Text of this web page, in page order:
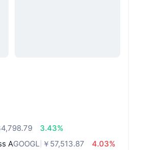
3.43%
AGOOGL ￥57,513.87
4.03%